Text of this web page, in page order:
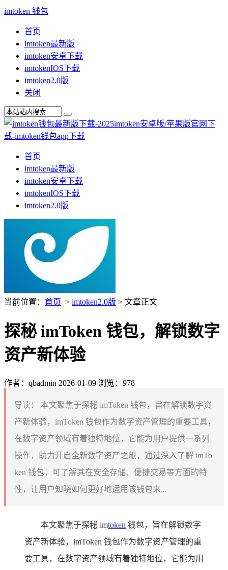
imtoken 钱包
首页
imtoken最新版
imtoken安卓下载
imtokenIOS下载
imtoken2.0版
关闭
首页
imtoken最新版
imtoken安卓下载
imtokenIOS下载
imtoken2.0版
当前位置： 首页 > imtoken2.0版 > 文章正文
探秘 imToken 钱包，解锁数字
资产新体验
作者：qbadmin 2026-01-09 浏览：978
导读：
本文聚焦于探秘 imToken 钱包，旨在解锁数字资
产新体验，imToken 钱包作为数字资产管理的重要工具，
在数字资产领域有着独特地位，它能为用户提供一系列
操作，助力开启全新数字资产之旅，通过深入了解 imTo
ken 钱包，可了解其在安全存储、便捷交易等方面的特
性，让用户知晓如何更好地运用该钱包来...
本文聚焦于探秘 imtoken 钱包，旨在解锁数字
资产新体验，imToken 钱包作为数字资产管理的重
要工具，在数字资产领域有着独特地位，它能为用